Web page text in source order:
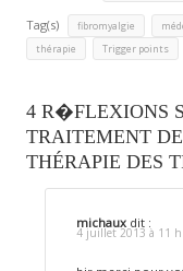
Tag(s) fibromyalgie
thérapie Trigger points
4 R�FLEXIONS
TRAITEMENT
THÉRAPIE DES
michaux dit :
4 juillet 2013 à 11